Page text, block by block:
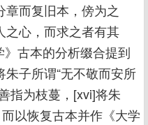
而复旧本，傍为之
之心，而求之者有其
古本的分析缀合提到
子所谓“无不敬而安所
指为枝蔓，[xvi]将朱
以恢复古本并作《大学